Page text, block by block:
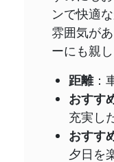
ンで快適
雰囲気が
ーにも親
距離：
おすす
充実し
おすす
夕日を